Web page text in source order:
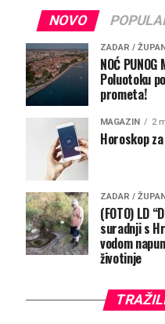
NOVO
ZADAR /
NOĆ
Poluotoku
prometa!
MAGAZIN 2
Horoskop
ZADAR /
(FOTO) LD
suradnji s
vodom
životinje